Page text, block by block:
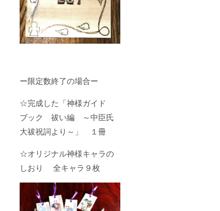
ー限定数終了の場合ー
☆完成した「神様ガイド
ブック 祓い編 ～中臣氏
大祓祝詞より～」 １冊
☆オリジナル神様キャラの
しおり 全キャラ９枚